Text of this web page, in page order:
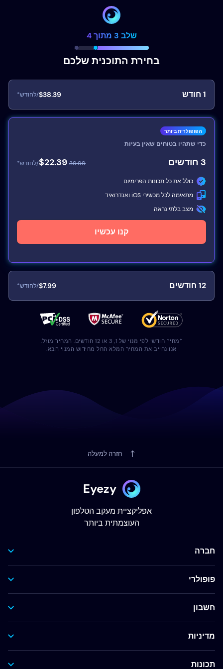
שלב 3 מתוך 4
בחירת התוכנית שלכם
1 חודש $38.39/לחודש*
הפופולרית ביותר
כדי שתהיו בטוחים שאין בעיות
3 חודשים 39.99
$22.39/לחודש*
כולל את כל תכונות הפרימיום
מתאימה לכל מכשירי iOS ואנדרואיד
מצב בלתי נראה
קנו עכשיו
12 חודשים $7.99/לחודש*
*מחיר חודשי לפי מנוי של 1, 3 או 12 חודשים. המחיר מוזל.
אנו נחייב את המחיר המלא החל מחידוש המנוי הבא.
חזרה למעלה
Eyezy
אפליקציית מעקב הטלפון
העוצמתית ביותר
חברה
פופולרי
חשבון
מדיניות
תכונות